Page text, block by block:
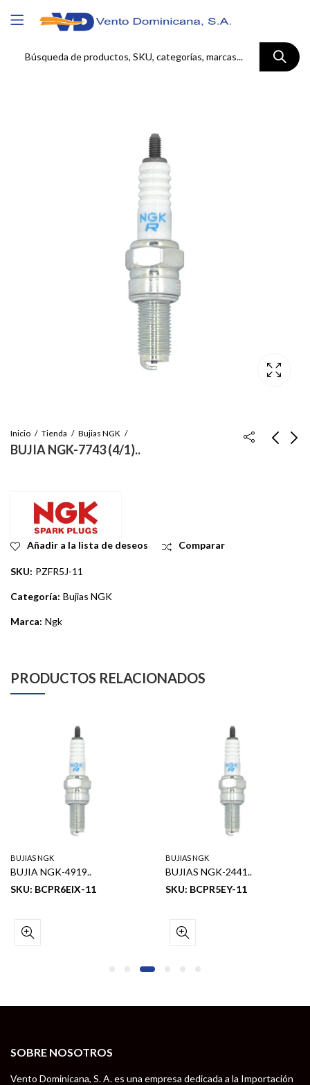
Inicio Tienda Bujias NGK
BUJIA NGK-7743 (4/1)..
Añadir a la lista de deseos Comparar
SKU: PZFR5J-11
Categoría: Bujias NGK
Marca: Ngk
PRODUCTOS RELACIONADOS
BUJIAS NGK
BUJIA NGK-4919..
SKU: BCPR6EIX-11
BUJIAS NGK
BUJIAS NGK-2441..
SKU: BCPR5EY-11
SOBRE NOSOTROS
Vento Dominicana, S. A. es una empresa dedicada a la Importación